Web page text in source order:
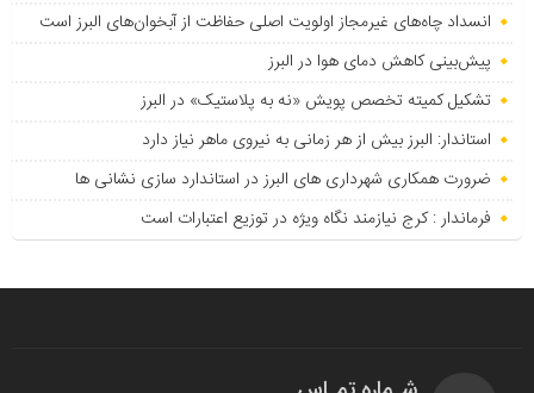
انسداد چاه‌های غیرمجاز اولویت اصلی حفاظت از آبخوان‌های البرز است
پیش‌بینی کاهش دمای هوا در البرز
تشکیل کمیته تخصص پویش «نه به پلاستیک» در البرز
استاندار: البرز بیش از هر زمانی به نیروی ماهر نیاز دارد
ضرورت همکاری شهرداری های البرز در استاندارد سازی نشانی ها
فرماندار : کرج نیازمند نگاه ویژه در توزیع اعتبارات است